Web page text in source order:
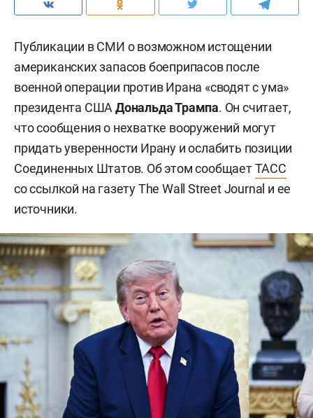
Публикации в СМИ о возможном истощении
американских запасов боеприпасов после
военной операции против Ирана «сводят с ума»
президента СШАДональда Трампа. Он считает,
что сообщения о нехватке вооружений могут
придать уверенности Ирану и ослабить позиции
Соединенных Штатов. Об этом сообщаетТАСС
со ссылкой на газету The Wall Street Journal и ее
источники.